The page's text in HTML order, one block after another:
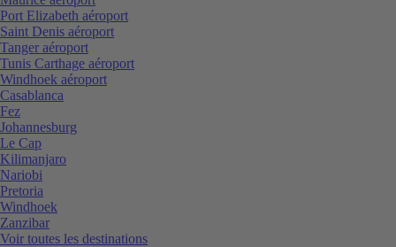
Port Elizabeth aéroport
Saint Denis aéroport
Tanger aéroport
Tunis Carthage aéroport
Windhoek aéroport
Casablanca
Fez
Johannesburg
Le Cap
Kilimanjaro
Nariobi
Pretoria
Windhoek
Zanzibar
Voir toutes les destinations